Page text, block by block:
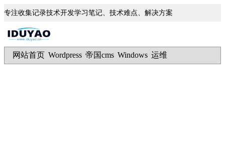
专注收集记录技术开发学习笔记、技术难点、解决方案
网站首页 Wordpress 帝国cms Windows 运维